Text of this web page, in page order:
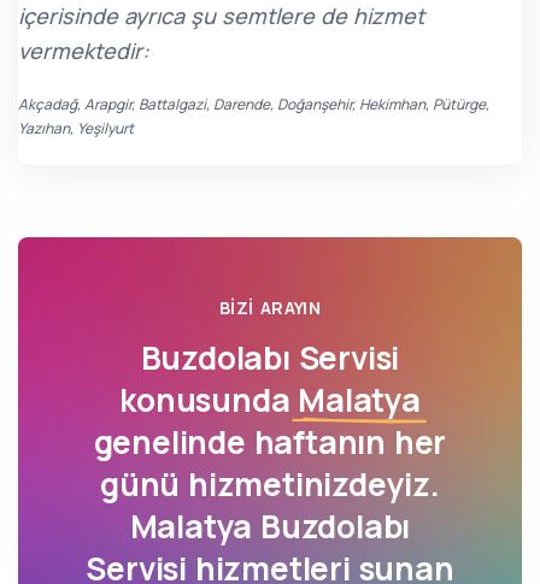
içerisinde ayrıca şu semtlere de hizmet
vermektedir:
Akçadağ, Arapgir, Battalgazi, Darende, Doğanşehir, Hekimhan, Pütürge,
Yazıhan, Yeşilyurt
BIZI ARAYIN
Buzdolabı Servisi
konusunda Malatya
genelinde haftanın her
günü hizmetinizdeyiz.
Malatya Buzdolabı
Servisi hizmetleri sunan